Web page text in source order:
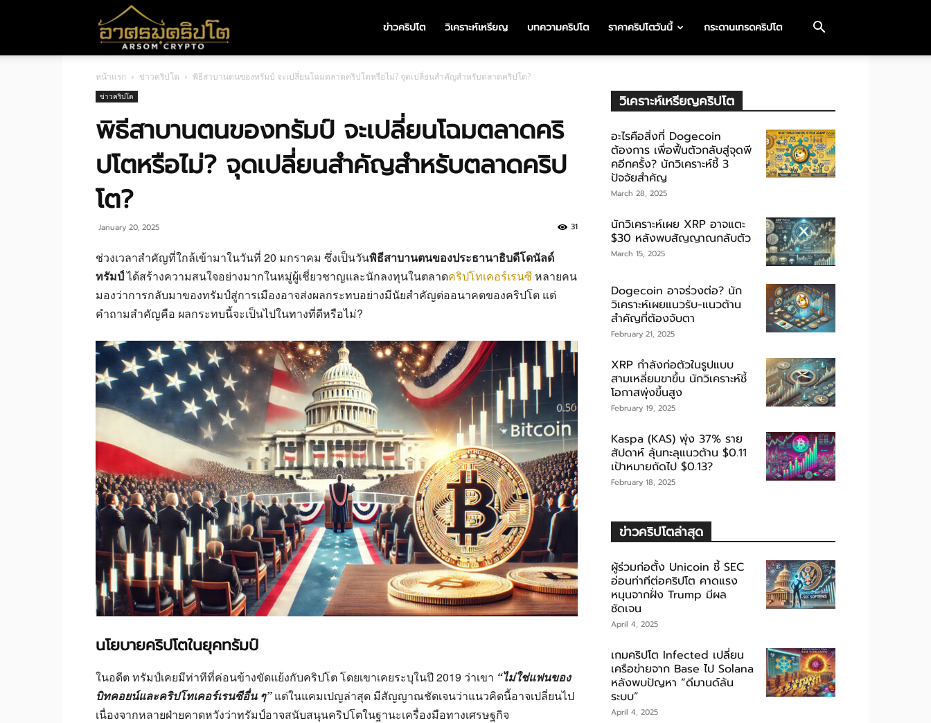
ศร
มค
ข่าวคริปโต วิเคราะห์เหรียญ บทความคริปโต ราคาคริปโตวันนี้ กระดานเทรดคริปโต
หน้าแรก ข่าวคริปโต พิธีสาบานตนของทรัมป์ จะเปลี่ยนโฉมตลาดคริปโตหรือไม่? จุดเปลี่ยนสำคัญสำหรับตลาดคริปโต?
ข่าวคริปโต
พิธีสาบานตนของทรัมป์ จะเปลี่ยนโฉมตลาดคริ
ปโตหรือไม่? จุดเปลี่ยนสำคัญสำหรับตลาดคริป
โต?
January 20, 2025 31
ช่วงเวลาสำคัญที่ใกล้เข้ามาในวันที่ 20 มกราคม ซึ่งเป็นวันพิธีสาบานตนของประธานาธิบดีโดนัลด์
ทรัมป์ได้สร้างความสนใจอย่างมากในหมู่ผู้เชี่ยวชาญและนักลงทุนในตลาดคริปโทเคอร์เรนซี หลายคน
มองว่าการกลับมาของทรัมป์สู่การเมืองอาจส่งผลกระทบอย่างมีนัยสำคัญต่ออนาคตของคริปโต แต่
คำถามสำคัญคือ ผลกระทบนี้จะเป็นไปในทางที่ดีหรือไม่?
นโยบายคริปโตในยุคทรัมป์
ในอดีต ทรัมป์เคยมีท่าทีที่ค่อนข้างขัดแย้งกับคริปโต โดยเขาเคยระบุในปี 2019 ว่าเขา “ไม่ใช่แฟนของ
บิทคอยน์และคริปโทเคอร์เรนซีอื่น ๆ” แต่ในแคมเปญล่าสุด มีสัญญาณชัดเจนว่าแนวคิดนี้อาจเปลี่ยนไป
เนื่องจากหลายฝ่ายคาดหวังว่าทรัมป์อาจสนับสนุนคริปโตในฐานะเครื่องมือทางเศรษฐกิจ
วิเคราะห์เหรียญคริปโต
อะไรคือสิ่งที่ Dogecoin
ต้องการ เพื่อฟื้นตัวกลับสู่จุดพี
คอีกครั้ง? นักวิเคราะห์ชี้ 3
ปัจจัยสำคัญ
March 28, 2025
นักวิเคราะห์เผย XRP อาจแตะ
$30 หลังพบสัญญาณกลับตัว
March 15, 2025
Dogecoin อาจร่วงต่อ? นัก
วิเคราะห์เผยแนวรับ-แนวต้าน
สำคัญที่ต้องจับตา
February 21, 2025
XRP กำลังก่อตัวในรูปแบบ
สามเหลี่ยมขาขึ้น นักวิเคราะห์ชี้
โอกาสพุ่งขึ้นสูง
February 19, 2025
Kaspa (KAS) พุ่ง 37% ราย
สัปดาห์ ลุ้นทะลุแนวต้าน $0.11
เป้าหมายถัดไป $0.13?
February 18, 2025
ข่าวคริปโตล่าสุด
ผู้ร่วมก่อตั้ง Unicoin ชี้ SEC
อ่อนท่าทีต่อคริปโต คาดแรง
หนุนจากฝั่ง Trump มีผล
ชัดเจน
April 4, 2025
เกมคริปโต Infected เปลี่ยน
เครือข่ายจาก Base ไป Solana
หลังพบปัญหา “ดีมานด์ล้น
ระบบ”
April 4, 2025